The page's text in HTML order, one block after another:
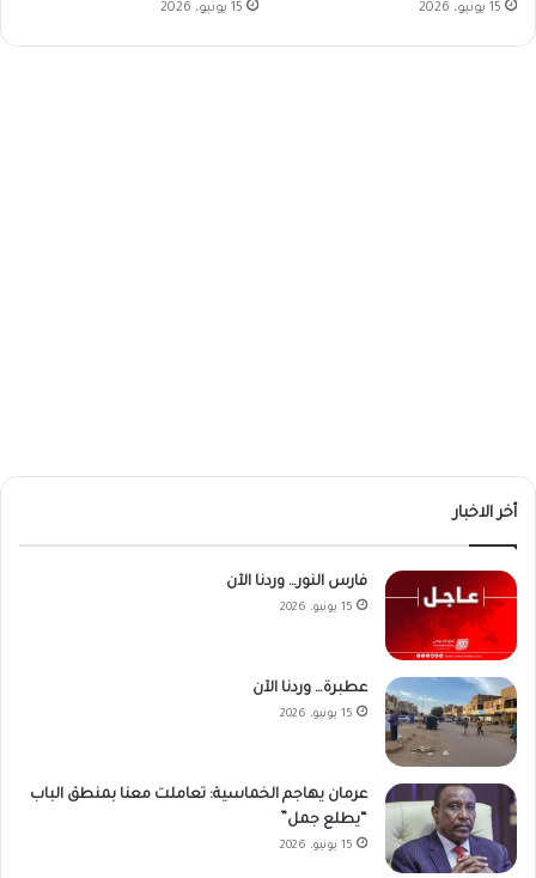
15 يونيو، 2026 15 يونيو، 2026
أخر الاخبار
فارس النور… وردنا الآن
15 يونيو، 2026
عطبرة… وردنا الآن
15 يونيو، 2026
عرمان يهاجم الخماسية: تعاملت معنا بمنطق الباب
“يطلع جمل”
15 يونيو، 2026